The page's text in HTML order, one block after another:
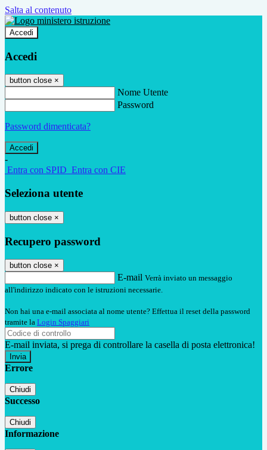
Salta al contenuto
Accedi
Accedi
button close ×
Nome Utente
Password
Password dimenticata?
-
Entra con SPID Entra con CIE
Seleziona utente
button close ×
Recupero password
button close ×
E-mail Verrà inviato un messaggio
all'indirizzo indicato con le istruzioni necessarie.
Non hai una e-mail associata al nome utente? Effettua il reset della password
tramite la Login Spaggiari
E-mail inviata, si prega di controllare la casella di posta elettronica!
Errore
Chiudi
Successo
Chiudi
Informazione